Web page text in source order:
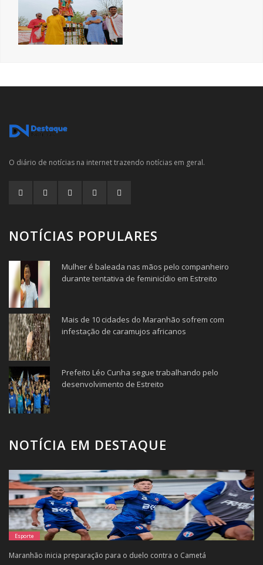
O diário de notícias na internet trazendo notícias em geral.
NOTÍCIAS POPULARES
Mulher é baleada nas mãos pelo companheiro
durante tentativa de feminicídio em Estreito
Mais de 10 cidades do Maranhão sofrem com
infestação de caramujos africanos
Prefeito Léo Cunha segue trabalhando pelo
desenvolvimento de Estreito
NOTÍCIA EM DESTAQUE
Esporte
Maranhão inicia preparação para o duelo contra o Cametá